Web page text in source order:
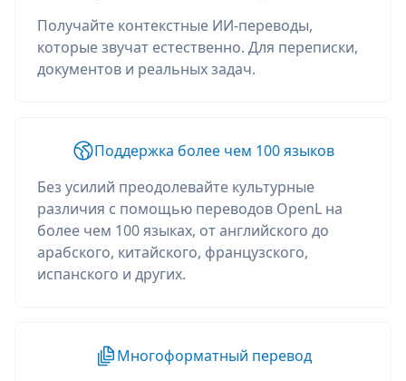
Получайте контекстные ИИ-переводы,
которые звучат естественно. Для переписки,
документов и реальных задач.
Поддержка более чем 100 языков
Без усилий преодолевайте культурные
различия с помощью переводов OpenL на
более чем 100 языках, от английского до
арабского, китайского, французского,
испанского и других.
Многоформатный перевод